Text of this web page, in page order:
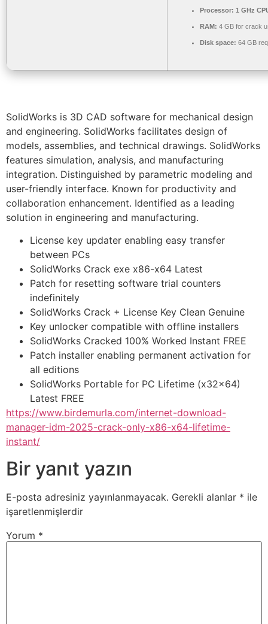
Processor: 1 GHz
RAM: 4 GB for crack
Disk space: 64 GB
SolidWorks is 3D CAD software for mechanical design
and engineering. SolidWorks facilitates design of
models, assemblies, and technical drawings. SolidWorks
features simulation, analysis, and manufacturing
integration. Distinguished by parametric modeling and
user-friendly interface. Known for productivity and
collaboration enhancement. Identified as a leading
solution in engineering and manufacturing.
License key updater enabling easy transfer
between PCs
SolidWorks Crack exe x86-x64 Latest
Patch for resetting software trial counters
indefinitely
SolidWorks Crack + License Key Clean Genuine
Key unlocker compatible with offline installers
SolidWorks Cracked 100% Worked Instant FREE
Patch installer enabling permanent activation for
all editions
SolidWorks Portable for PC Lifetime (x32x64)
Latest FREE
https://www.birdemurla.com/internet-download-
manager-idm-2025-crack-only-x86-x64-lifetime-
instant/
Bir yanıt yazın
E-posta adresiniz yayınlanmayacak. Gerekli alanlar * ile
işaretlenmişlerdir
Yorum *